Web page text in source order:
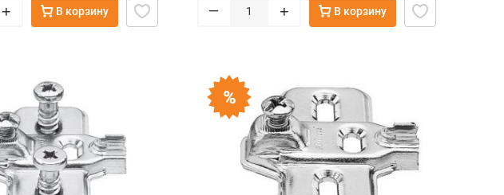
+ В корзину – + В корзину